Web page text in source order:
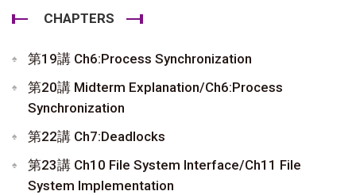
CHAPTERS
第19講 Ch6:Process Synchronization
第20講 Midterm Explanation/Ch6:Process
Synchronization
第22講 Ch7:Deadlocks
第23講 Ch10 File System Interface/Ch11 File
System Implementation